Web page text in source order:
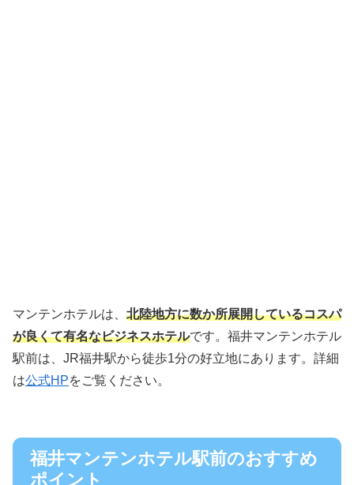
マンテンホテルは、 北陸地方に数か所展開しているコスパ
が良くて有名なビジネスホテルです。福井マンテンホテル
駅前は、JR福井駅から徒歩1分の好立地にあります。詳細
は公式HPをご覧ください。
福井マンテンホテル駅前のおすすめ
ポイント